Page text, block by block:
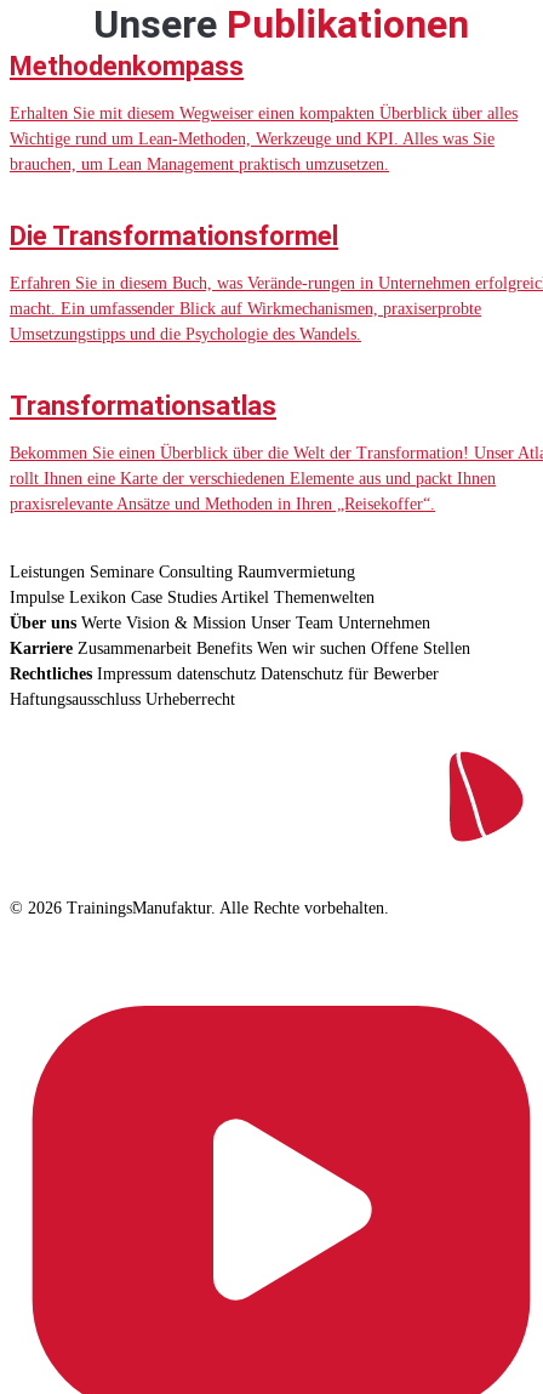
Unsere Publikationen
Methodenkompass
Erhalten Sie mit diesem Wegweiser einen kompakten Überblick über alles
Wichtige rund um Lean-Methoden, Werkzeuge und KPI. Alles was Sie
brauchen, um Lean Management praktisch umzusetzen.
Die Transformationsformel
Erfahren Sie in diesem Buch, was Verände-rungen in Unternehmen
macht. Ein umfassender Blick auf Wirkmechanismen, praxiserprobte
Umsetzungstipps und die Psychologie des Wandels.
Transformationsatlas
Bekommen Sie einen Überblick über die Welt der Transformation! Unser
rollt Ihnen eine Karte der verschiedenen Elemente aus und packt Ihnen
praxisrelevante Ansätze und Methoden in Ihren „Reisekoffer“.
Leistungen Seminare Consulting Raumvermietung
Impulse Lexikon Case Studies Artikel Themenwelten
Über uns Werte Vision & Mission Unser Team Unternehmen
Karriere Zusammenarbeit Benefits Wen wir suchen Offene Stellen
Rechtliches Impressum datenschutz Datenschutz für Bewerber
Haftungsausschluss Urheberrecht
© 2026 TrainingsManufaktur. Alle Rechte vorbehalten.